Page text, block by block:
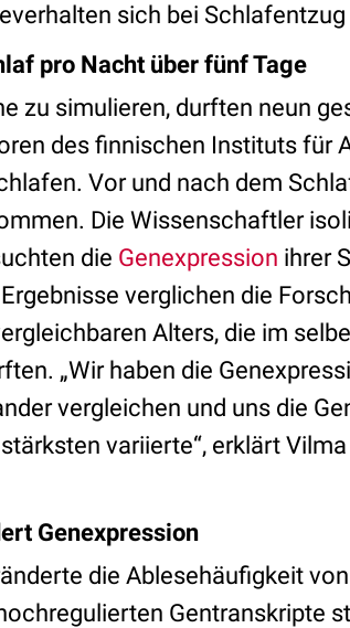
sich bei
pro Nacht über fünf Tage
zu simulieren, durften neun
des finnischen Instituts für
Vor und nach dem
Die Wissenschaftler
die Genexpression ihrer
verglichen die
Alters, die im
„Wir haben die
vergleichen und uns die
variierte“, erklärt
Genexpression
die Ablesehäufigkeit
Gentranskripte